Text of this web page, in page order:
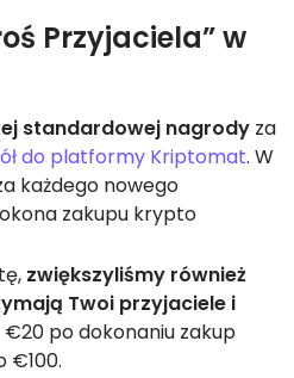
Przyjaciela” w
standardowej nagrody za
do platformy Kriptomat. W
każdego nowego
zakupu krypto
zwiększyliśmy również
Twoi przyjaciele i
€20 po dokonaniu zakup
€100.